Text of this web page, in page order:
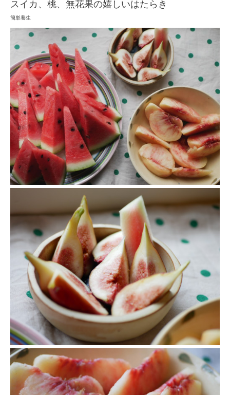
スイカ、桃、無花果の嬉しいはたらき
簡単養生